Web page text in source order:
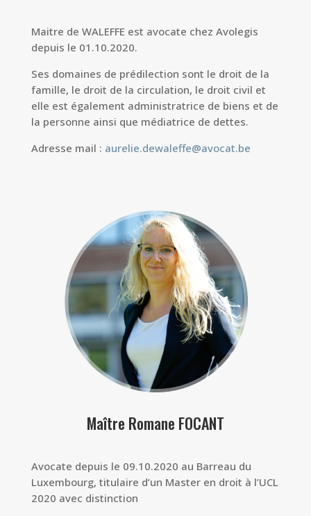
Maitre de WALEFFE est avocate chez Avolegis
depuis le 01.10.2020.
Ses domaines de prédilection sont le droit de la
famille, le droit de la circulation, le droit civil et
elle est également administratrice de biens et de
la personne ainsi que médiatrice de dettes.
Adresse mail : aurelie.dewaleffe@avocat.be
Maître Romane FOCANT
Avocate depuis le 09.10.2020 au Barreau du
Luxembourg, titulaire d’un Master en droit à l’UCL
2020 avec distinction